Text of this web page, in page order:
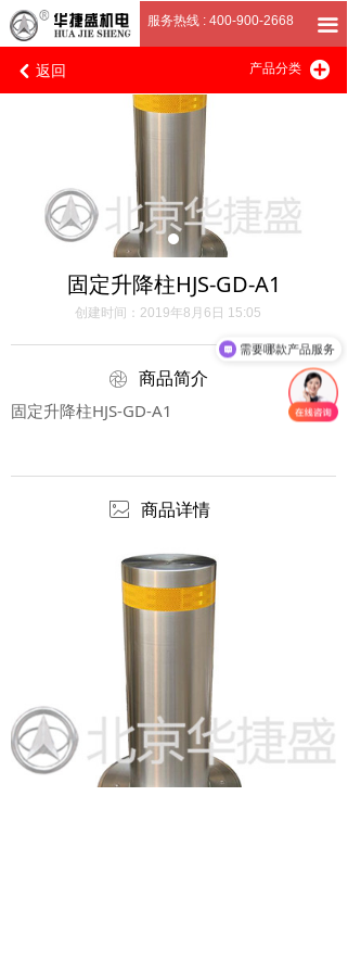
낒 返回 产品分类 끴
服务热线 : 400-900-2668 끀
首页
关于我们
招商加盟
固定升降柱HJS-GD-A1
商品简介
创建时间： 2019年8月6日 15:05
固定升降柱HJS-GD-A1
商品详情
ꁵ
ꂈ
需要哪款产品服务